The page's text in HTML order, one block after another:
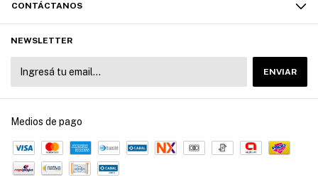
CONTÁCTANOS
NEWSLETTER
Medios de pago